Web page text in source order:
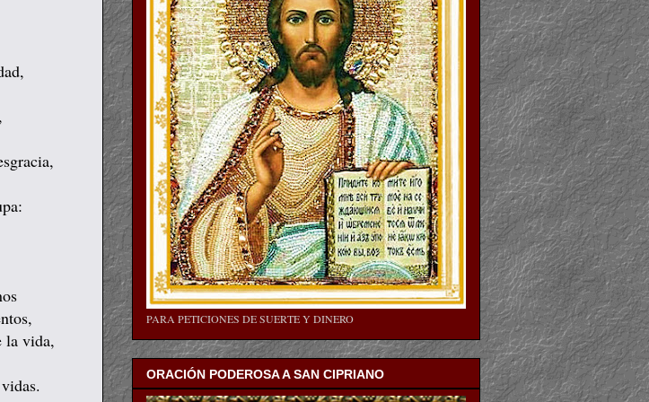
la vida,
PARA PETICIONES DE SUERTE Y DINERO
ORACIÓN PODEROSA A SAN CIPRIANO